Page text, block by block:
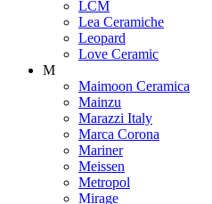
LCM
Lea Ceramiche
Leopard
Love Ceramic
M
Maimoon Ceramica
Mainzu
Marazzi Italy
Marca Corona
Mariner
Meissen
Metropol
Mirage